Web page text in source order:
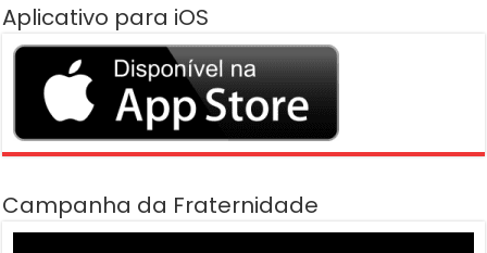
Aplicativo para iOS
Campanha da Fraternidade